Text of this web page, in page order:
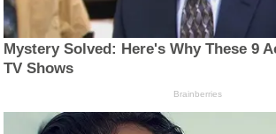
Mystery Solved: Here's Why These 9
TV Shows
Brainberries